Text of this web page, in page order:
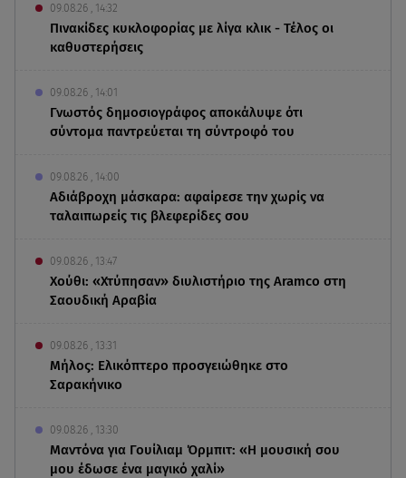
09.08.26 , 14:32
Πινακίδες κυκλοφορίας με λίγα κλικ - Τέλος οι
καθυστερήσεις
09.08.26 , 14:01
Γνωστός δημοσιογράφος αποκάλυψε ότι
σύντομα παντρεύεται τη σύντροφό του
09.08.26 , 14:00
Αδιάβροχη μάσκαρα: αφαίρεσε την χωρίς να
ταλαιπωρείς τις βλεφερίδες σου
09.08.26 , 13:47
Χούθι: «Χτύπησαν» διυλιστήριο της Aramco στη
Σαουδική Αραβία
09.08.26 , 13:31
Μήλος: Ελικόπτερο προσγειώθηκε στο
Σαρακήνικο
09.08.26 , 13:30
Μαντόνα για Γουίλιαμ Όρμπιτ: «Η μουσική σου
μου έδωσε ένα μαγικό χαλί»